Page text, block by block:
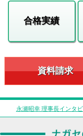
合格実績
資料請求
永瀬昭幸 理事長インタ